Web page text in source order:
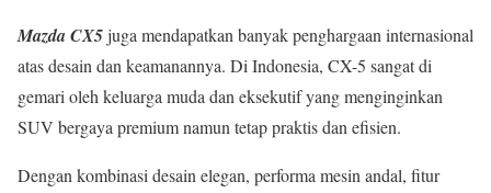
Mazda CX5juga mendapatkan banyak penghargaan internasional
atas desain dan keamanannya. Di Indonesia, CX-5 sangat di
gemari oleh keluarga muda dan eksekutif yang menginginkan
SUV bergaya premium namun tetap praktis dan efisien.
Dengan kombinasi desain elegan, performa mesin andal, fitur